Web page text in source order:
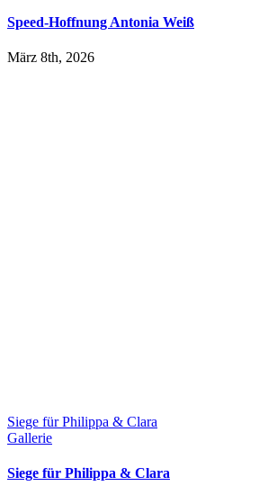
Speed-Hoffnung Antonia Weiß
März 8th, 2026
Siege für Philippa & Clara
Gallerie
Siege für Philippa & Clara